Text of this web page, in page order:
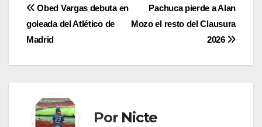
Navegación
de
entradas
Pachuca pierde a Alan
Mozo el resto del Clausura
2026
Obed Vargas debuta en
goleada del Atlético de
Madrid
Por Nicte